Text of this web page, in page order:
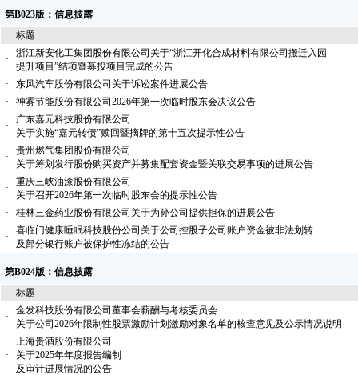
第B023版：信息披露
标题
·
浙江新安化工集团股份有限公司关于“浙江开化合成材料有限公司搬迁入园
提升项目”结项暨募投项目完成的公告
·
东风汽车股份有限公司关于诉讼案件进展公告
·
神雾节能股份有限公司2026年第一次临时股东会决议公告
·
广东嘉元科技股份有限公司
关于实施“嘉元转债”赎回暨摘牌的第十五次提示性公告
·
贵州燃气集团股份有限公司
关于筹划发行股份购买资产并募集配套资金暨关联交易事项的进展公告
·
重庆三峡油漆股份有限公司
关于召开2026年第一次临时股东会的提示性公告
·
桂林三金药业股份有限公司关于为孙公司提供担保的进展公告
·
喜临门健康睡眠科技股份公司关于公司控股子公司账户资金被非法划转
及部分银行账户被保护性冻结的公告
第B024版：信息披露
标题
·
金发科技股份有限公司董事会薪酬与考核委员会
关于公司2026年限制性股票激励计划激励对象名单的核查意见及公示情况说明
·
上海贵酒股份有限公司
关于2025年年度报告编制
及审计进展情况的公告